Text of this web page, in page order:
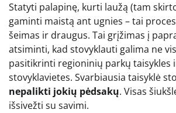
Statyti palapinę, kurti laužą (tam
gaminti maistą ant ugnies – tai
šeimas ir draugus. Tai grįžimas į
atsiminti, kad stovyklauti galima ne
pasitikrinti regioninių parkų taisykles
stovyklavietes. Svarbiausia taisyklė
nepalikti jokių pėdsakų. Visas
išsivežti su savimi.